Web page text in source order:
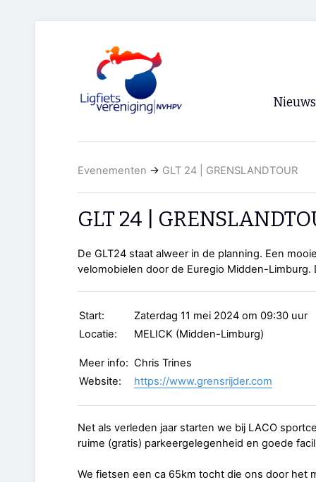
Nieuws
RSS
Evenementen → GLT 24 | GRENSLANDTOUR
GLT 24 |
De GLT24 staat alweer in de planning. Een
velomobielen door de Euregio Midden-Limburg.
Start:
Zaterdag 11 mei 2024 om 09:30 uur
Locatie:
MELICK (Midden-Limburg)
Meer info: Chris Trines
Website:
https://www.grensrijder.com
Net als verleden jaar starten we bij LACO
ruime (gratis) parkeergelegenheid en goede
We fietsen een ca 65km tocht die ons door het